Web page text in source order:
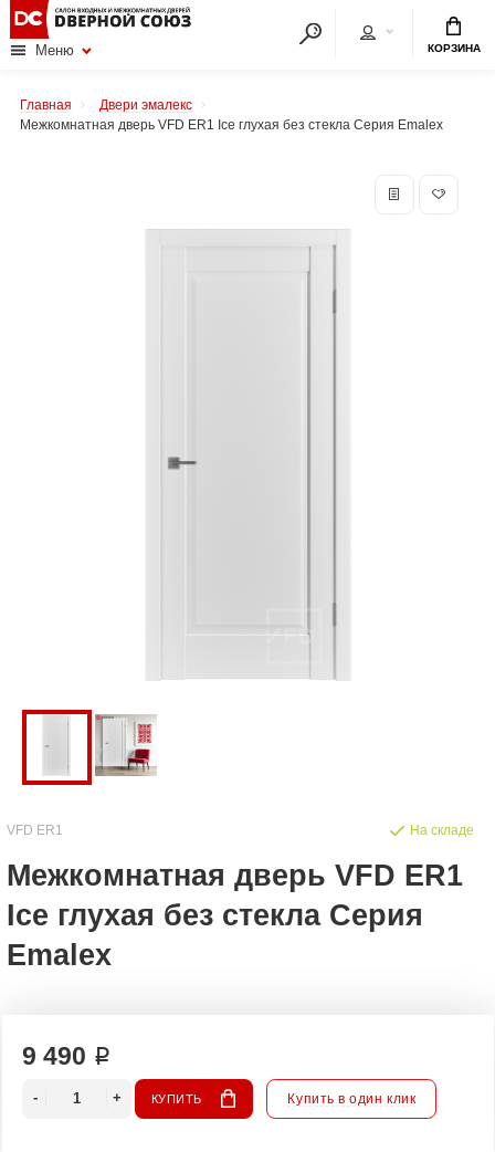
Меню КОРЗИНА
Главная
Двери эмалекс
Межкомнатная дверь VFD ER1 Ice глухая без стекла Серия Emalex
VFD ER1
Межкомнатная дверь VFD ER1
Ice глухая без стекла Серия
Emalex
На складе
9 490 ₽
КУПИТЬ Купить в один клик